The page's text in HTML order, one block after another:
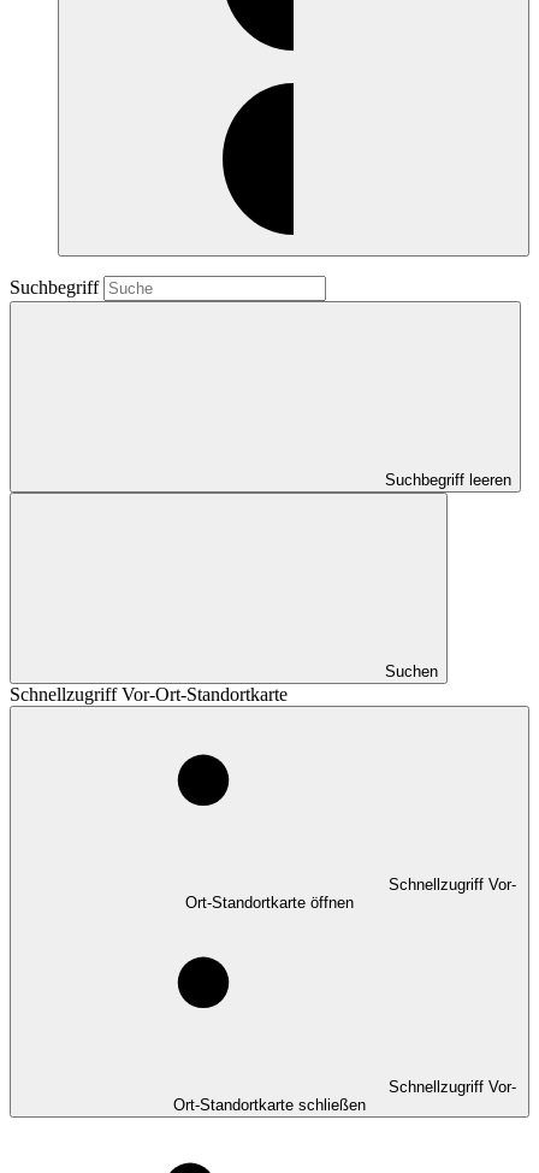
Suchbegriff
Suchbegriff leeren
Suchen
Schnellzugriff Vor-Ort-Standortkarte
Schnellzugriff Vor-
Ort-Standortkarte öffnen
Schnellzugriff Vor-
Ort-Standortkarte schließen